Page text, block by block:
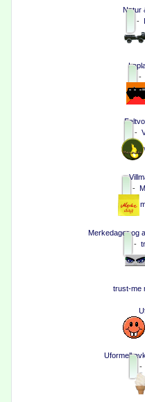
Natur
-
-
-
-
Merkedager og
-
trust-me
Uformell
-